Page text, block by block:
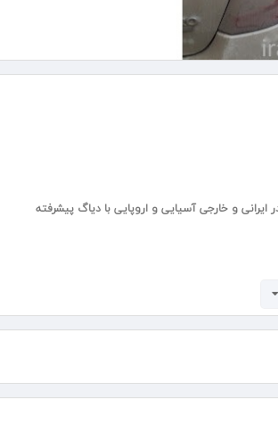
کلیه خدمات در اسفند ماه با تخفیف ویژه هست.